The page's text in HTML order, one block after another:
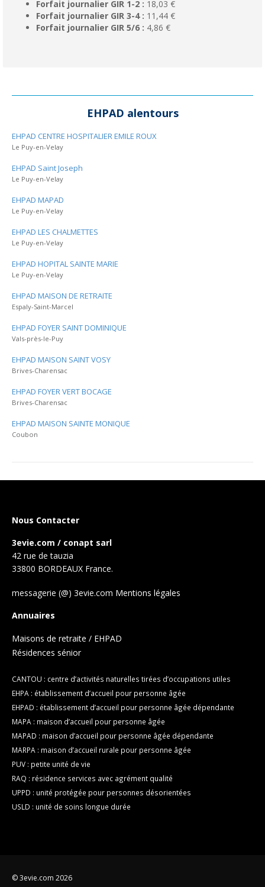
Forfait journalier GIR 1-2 : 18,03 €
Forfait journalier GIR 3-4 : 11,44 €
Forfait journalier GIR 5/6 : 4,86 €
EHPAD alentours
EHPAD CENTRE HOSPITALIER EMILE ROUX
Le Puy-en-Velay
EHPAD Saint Joseph
Le Puy-en-Velay
EHPAD MAPAD
Le Puy-en-Velay
EHPAD LES CHALMETTES
Le Puy-en-Velay
EHPAD HOPITAL SAINTE MARIE
Le Puy-en-Velay
EHPAD MAISON DE RETRAITE
Espaly-Saint-Marcel
EHPAD FOYER SAINT DOMINIQUE
Vals-près-le-Puy
EHPAD MAISON SAINT VOSY
Brives-Charensac
EHPAD FOYER VERT BOCAGE
Brives-Charensac
EHPAD MAISON SAINTE MONIQUE
Coubon
Nous Contacter
3evie.com / conapt sarl
42 rue de tauzia
33800 BORDEAUX France.
messagerie (@) 3evie.com Mentions légales
Annuaires
Maisons de retraite / EHPAD
Résidences sénior
CANTOU : centre d’activités naturelles tirées d’occupations utiles
EHPA : établissement d’accueil pour personne âgée
EHPAD : établissement d’accueil pour personne âgée dépendante
MAPA : maison d’accueil pour personne âgée
MAPAD : maison d’accueil pour personne âgée dépendante
MARPA : maison d’accueil rurale pour personne âgée
PUV : petite unité de vie
RAQ : résidence services avec agrément qualité
UPPD : unité protégée pour personnes désorientées
USLD : unité de soins longue durée
© 3evie.com 2026